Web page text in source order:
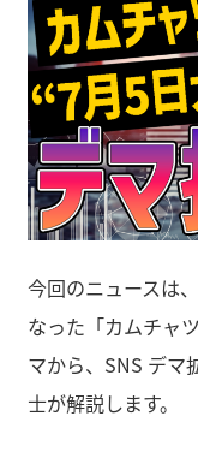
今回のニュースは
なった「カムチャ
マから、SNS デマ
士が解説します。